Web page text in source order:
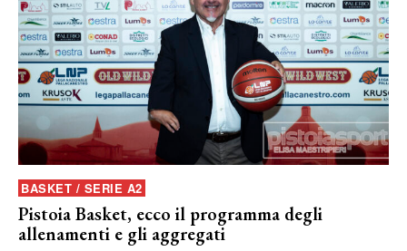
BASKET / SERIE A2
Pistoia Basket, ecco il programma degli
allenamenti e gli aggregati